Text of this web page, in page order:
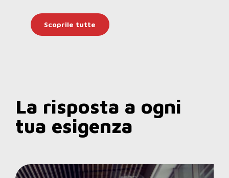
Scoprile tutte
La risposta a ogni
tua esigenza